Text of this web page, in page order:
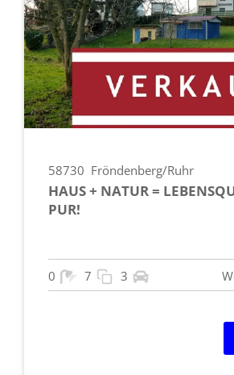
58730 Fröndenberg/Ruhr
HAUS + NATUR =
PUR!
0 7 3